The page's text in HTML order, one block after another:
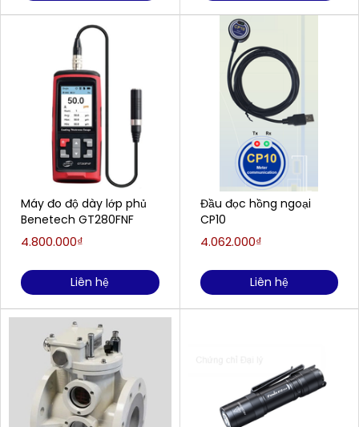
Máy đo độ dày lớp phủ
Benetech GT280FNF
4.800.000₫
Liên hệ
Đầu đọc hồng ngoại
CP10
4.062.000₫
Liên hệ